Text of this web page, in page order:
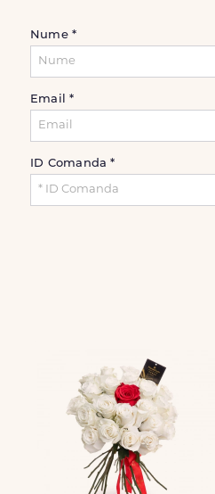
Nume*
Email*
ID Comanda*